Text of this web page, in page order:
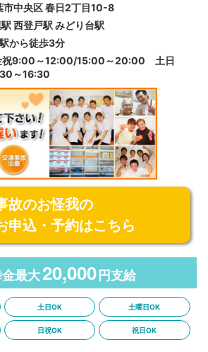
市中央区春日2丁目10-8
西登戸駅 みどり台駅
から徒歩3分
祝9:00～12:00/15:00～20:00 土日
～16:30
故のお怪我の
申込・予約はこちら
最大20,000 円支給
土日OK 土曜日OK
日祝OK 祝日OK